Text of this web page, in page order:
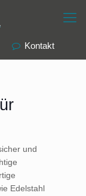
Kontakt
und
Edelstahl